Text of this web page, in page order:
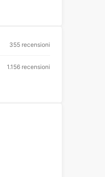
355 recensioni
1.156 recensioni